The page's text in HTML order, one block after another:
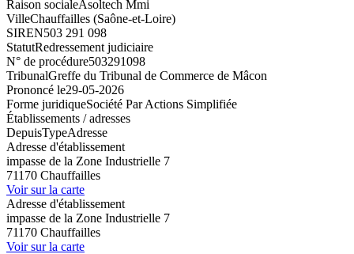
Raison socialeAsoltech Mmi
VilleChauffailles (Saône-et-Loire)
SIREN503 291 098
StatutRedressement judiciaire
N° de procédure503291098
TribunalGreffe du Tribunal de Commerce de Mâcon
Prononcé le29-05-2026
Forme juridiqueSociété Par Actions Simplifiée
Établissements / adresses
DepuisTypeAdresse
Adresse d'établissement
impasse de la Zone Industrielle 7
71170 Chauffailles
Voir sur la carte
Adresse d'établissement
impasse de la Zone Industrielle 7
71170 Chauffailles
Voir sur la carte